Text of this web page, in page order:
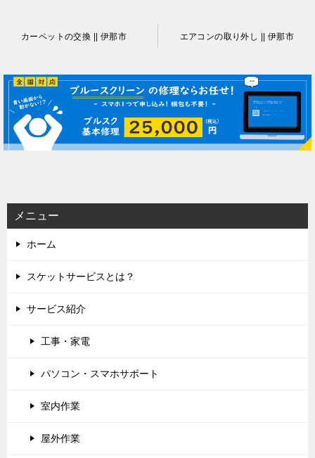
ナ
ビ
ゲ
ー
ン
カーペットの交換 || 伊那市 エアコンの取り外し || 伊那市
メニュー
ホーム
スケットサービスとは？
サービス紹介
工事・家電
パソコン・スマホサポート
室内作業
屋外作業